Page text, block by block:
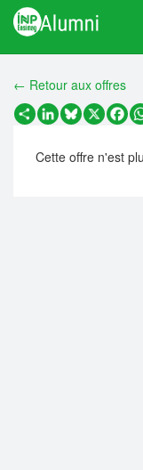
← Retour aux offres
PartagerLinkedIn
Bluesky
X
Cette offre n'est